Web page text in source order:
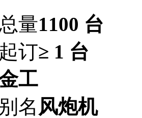
量1100 台
订≥ 1 台
工
名 风炮机